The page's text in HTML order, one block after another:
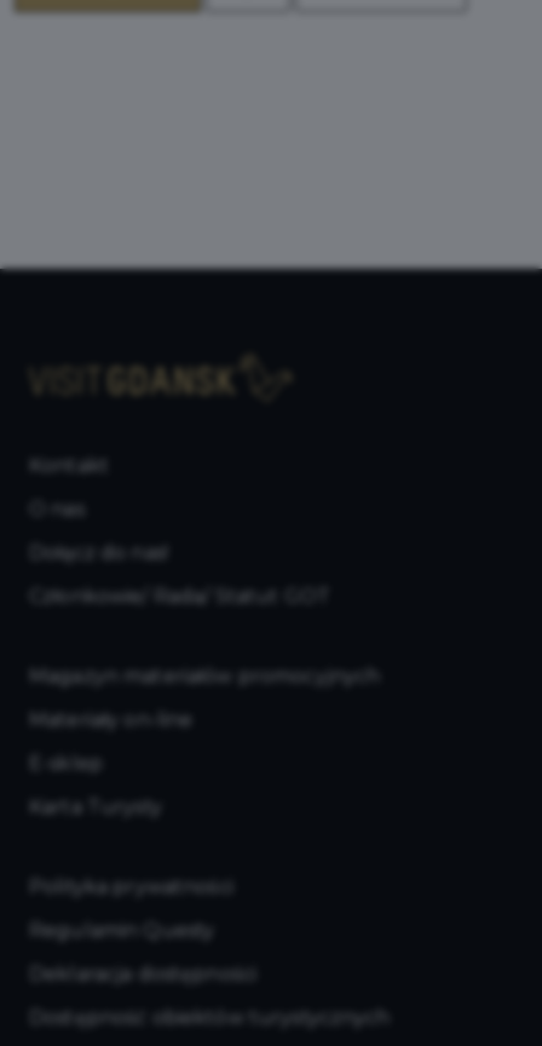
O nas
Dołącz do nas!
Członkowie/ Rada/ Statut GOT
Magazyn materiałów promocyjnych
Materiały on-line
Karta Turysty
Polityka prywatności
Regulamin Questy
Deklaracja dostępności
Dostępność obiektów turystycznych